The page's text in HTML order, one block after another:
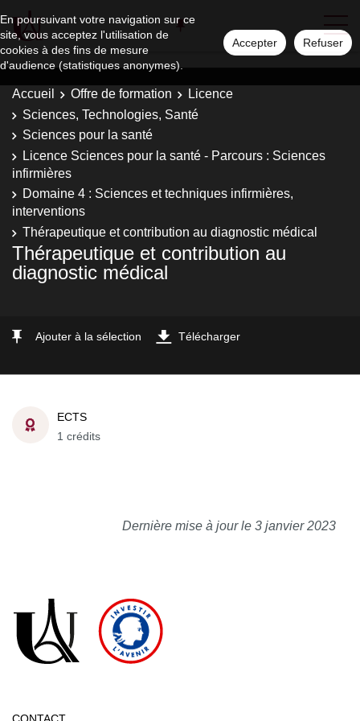
En poursuivant votre navigation sur ce
site, vous acceptez l'utilisation de
cookies à des fins de mesure
d'audience (statistiques anonymes).
Accepter Refuser
Accueil Offre de formation
Licence
Sciences, Technologies, Santé
Sciences pour la santé
Licence Sciences pour la santé - Parcours : Sciences
infirmières
Domaine 4 : Sciences et techniques infirmières,
interventions
Thérapeutique et contribution au diagnostic médical
Thérapeutique et contribution au
diagnostic médical
Ajouter à la sélection Télécharger
ECTS
1 crédits
Dernière mise à jour le 3 janvier 2023